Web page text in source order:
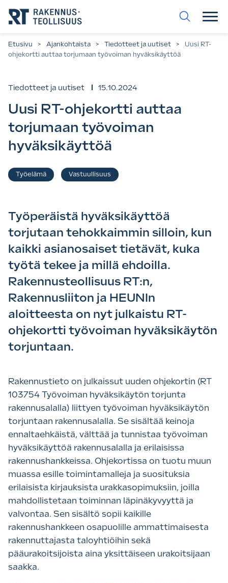
suoraan
sisältöön.
Etusivu > Ajankohtaista > Tiedotteet ja uutiset >
Uusi RT-
ohjekortti auttaa torjumaan työvoiman hyväksikäyttöä
Tiedotteet ja uutiset 15.10.2024
Uusi RT-ohjekortti auttaa
torjumaan työvoiman
hyväksikäyttöä
Asiasanat
Työelämä Vastuullisuus
Työperäistä hyväksikäyttöä
torjutaan tehokkaimmin silloin, kun
kaikki asianosaiset tietävät, kuka
työtä tekee ja millä ehdoilla.
Rakennusteollisuus RT:n,
Rakennusliiton ja HEUNIn
aloitteesta on nyt julkaistu RT-
ohjekortti työvoiman hyväksikäytön
torjuntaan.
Rakennustieto on julkaissut uuden ohjekortin (RT
103754 Työvoiman hyväksikäytön torjunta
rakennusalalla) liittyen työvoiman hyväksikäytön
torjuntaan rakennusalalla. Se sisältää keinoja
ennaltaehkäistä, välttää ja tunnistaa työvoiman
hyväksikäyttöä rakennusalalla ja erilaisissa
rakennushankkeissa. Ohjekortissa on tuotu muun
muassa esille toimintamalleja ja suosituksia
erilaisista kirjauksista urakkasopimuksiin, joilla
mahdollistetaan toiminnan läpinäkyvyyttä ja
valvontaa. Sen sisältö sopii kaikille
rakennushankkeen osapuolille ammattimaisesta
rakennuttajasta taloyhtiöihin sekä
pääurakoitsijoista aina yksittäiseen urakoitsijaan
saakka.